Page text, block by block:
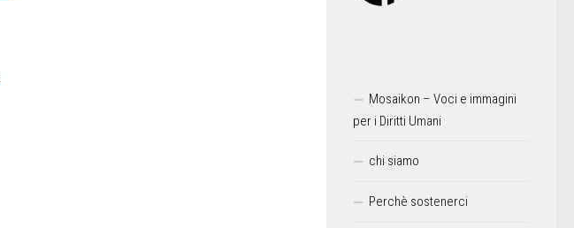
Mosaikon – Voci e immagini
per i Diritti Umani
chi siamo
Perchè sostenerci